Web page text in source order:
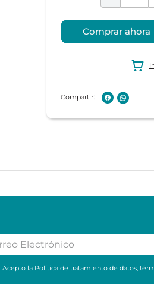
Comprar ahora
Acepto la Política de tratamiento de datos ,